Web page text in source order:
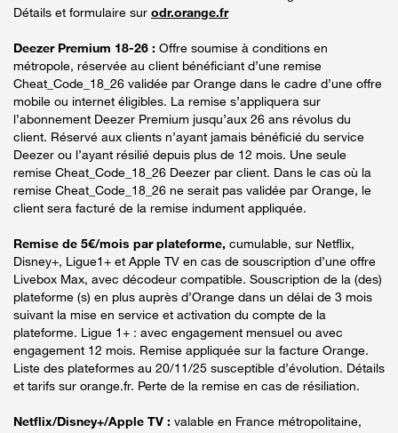
Détails et formulaire sur odr.orange.fr
Deezer Premium 18-26 : Offre soumise à conditions en
métropole, réservée au client bénéficiant d’une remise
Cheat_Code_18_26 validée par Orange dans le cadre d’une offre
mobile ou internet éligibles. La remise s’appliquera sur
l’abonnement Deezer Premium jusqu’aux 26 ans révolus du
client. Réservé aux clients n’ayant jamais bénéficié du service
Deezer ou l’ayant résilié depuis plus de 12 mois. Une seule
remise Cheat_Code_18_26 Deezer par client. Dans le cas où la
remise Cheat_Code_18_26 ne serait pas validée par Orange, le
client sera facturé de la remise indument appliquée.
Remise de 5€/mois par plateforme, cumulable, sur Netflix,
Disney+, Ligue1+ et Apple TV en cas de souscription d’une offre
Livebox Max, avec décodeur compatible. Souscription de la (des)
plateforme (s) en plus auprès d’Orange dans un délai de 3 mois
suivant la mise en service et activation du compte de la
plateforme. Ligue 1+ : avec engagement mensuel ou avec
engagement 12 mois. Remise appliquée sur la facture Orange.
Liste des plateformes au 20/11/25 susceptible d’évolution. Détails
et tarifs sur orange.fr. Perte de la remise en cas de résiliation.
Netflix/Disney+/Apple TV : valable en France métropolitaine,